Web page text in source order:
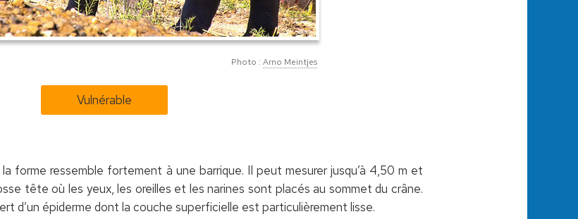
Photo : Arno Meintjes
Vulnérable
forme ressemble fortement à une barrique. Il peut mesurer jusqu’à 4,50 m et
tête où les yeux, les oreilles et les narines sont placés au sommet du crâne.
d’un épiderme dont la couche superficielle est particulièrement lisse.